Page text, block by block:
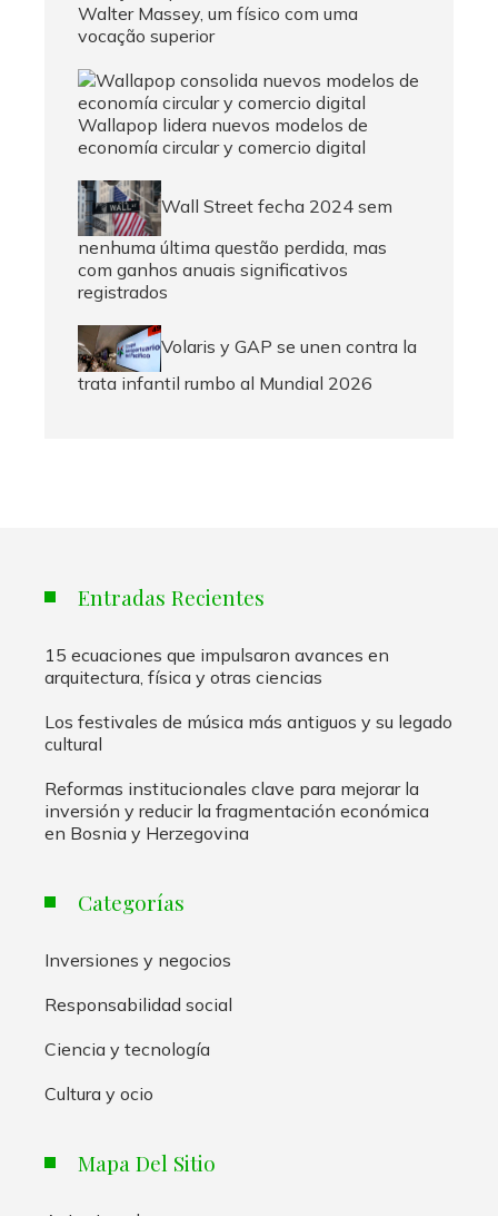
Walter Massey, um físico com uma
vocação superior
Wallapop lidera nuevos modelos de
economía circular y comercio digital
Wall Street fecha 2024 sem
nenhuma última questão perdida, mas
com ganhos anuais significativos
registrados
Volaris y GAP se unen contra la
trata infantil rumbo al Mundial 2026
Entradas Recientes
15 ecuaciones que impulsaron avances en
arquitectura, física y otras ciencias
Los festivales de música más antiguos y su legado
cultural
Reformas institucionales clave para mejorar la
inversión y reducir la fragmentación económica
en Bosnia y Herzegovina
Categorías
Inversiones y negocios
Responsabilidad social
Ciencia y tecnología
Cultura y ocio
Mapa Del Sitio